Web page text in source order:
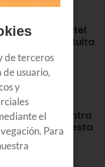
Bizkaia Euskaltel
Tu puerta gratuita
formarte en
en
tecnología entra
cuesta
de terceros
usuario,
y
el
Para